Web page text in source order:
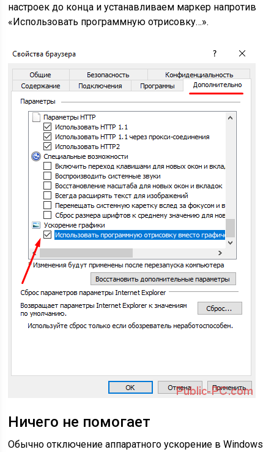
настроек до конца и устанавливаем маркер напротив
«Использовать программную отрисовку…».
Ничего не помогает
Обычно отключение аппаратного ускорение в Windows